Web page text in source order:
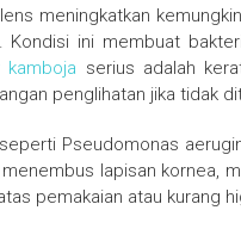
meningkatkan
Kondisi ini membuat
serius adalah
penglihatan jika tidak
Pseudomonas
lapisan kornea,
pemakaian atau kurang